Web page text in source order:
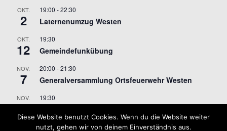
OKT.
2
19:00 -22:30
Laternenumzug Westen
OKT.
12
19:30
Gemeindefunkübung
NOV.
7
20:00 -21:30
Generalversammlung Ortsfeuerwehr Westen
NOV.
9
19:30
Diese Website benutzt Cookies. Wenn du die Website weiter
nutzt, gehen wir von deinem Einverständnis aus.